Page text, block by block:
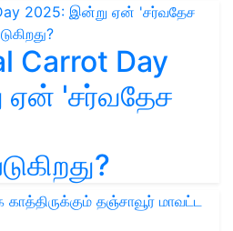
Carrot Day
ஏன் 'சர்வதேச